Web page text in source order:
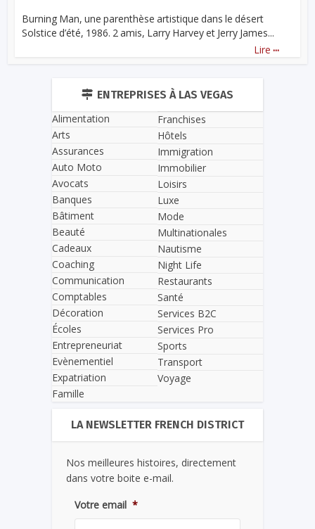
Burning Man, une parenthèse artistique dans le désert
Solstice d’été, 1986. 2 amis, Larry Harvey et Jerry James...
Lire ...
ENTREPRISES À LAS VEGAS
Alimentation
Arts
Assurances
Auto Moto
Avocats
Banques
Bâtiment
Beauté
Cadeaux
Coaching
Communication
Comptables
Décoration
Écoles
Entrepreneuriat
Evènementiel
Expatriation
Famille
Franchises
Hôtels
Immigration
Immobilier
Loisirs
Luxe
Mode
Multinationales
Nautisme
Night Life
Restaurants
Santé
Services B2C
Services Pro
Sports
Transport
Voyage
LA NEWSLETTER FRENCH DISTRICT
Nos meilleures histoires, directement
dans votre boite e-mail.
Votre email *